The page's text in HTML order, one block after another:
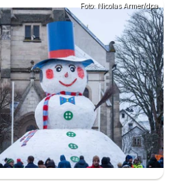
Foto: Nicolas Armer/dpa